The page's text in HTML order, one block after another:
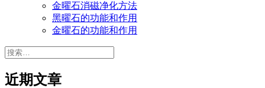
金曜石消磁净化方法
黑曜石的功能和作用
金曜石的功能和作用
搜
近期文章